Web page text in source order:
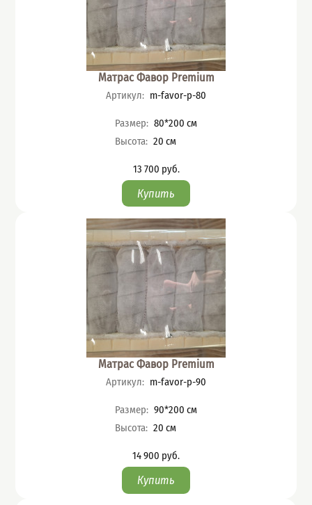
Матрас Фавор Premium
Артикул: m-favor-p-80
Характеристики
Размер: 80*200 см
Высота: 20 см
Цена
13 700 руб.
Матрас Фавор Premium
Артикул: m-favor-p-90
Характеристики
Размер: 90*200 см
Высота: 20 см
Цена
14 900 руб.